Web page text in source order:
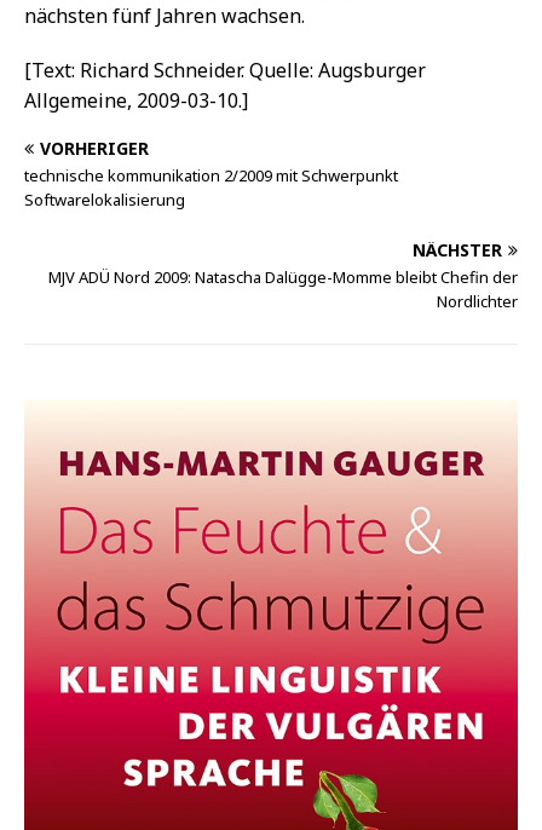
nächsten fünf Jahren wachsen.
[Text: Richard Schneider. Quelle: Augsburger
Allgemeine, 2009-03-10.]
VORHERIGER
technische kommunikation 2/2009 mit Schwerpunkt
Softwarelokalisierung
NÄCHSTER
MJV ADÜ Nord 2009: Natascha Dalügge-Momme bleibt Chefin der
Nordlichter